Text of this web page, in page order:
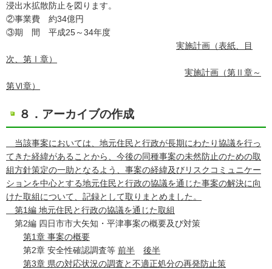
浸出水拡散防止を図ります。
②事業費 約34億円
③期 間 平成25～34年度
実施計画（表紙、目
次、第Ⅰ章）
実施計画（第Ⅱ章～
第Ⅵ章）
８．アーカイブの作成
当該事案においては、地元住民と行政が長期にわたり協議を行っ
てきた経緯があることから、今後の同種事案の未然防止のための取
組方針策定の一助となるよう、事案の経緯及びリスクコミュニケー
ションを中心とする地元住民と行政の協議を通じた事案の解決に向
けた取組について、記録として取りまとめました。
第1編 地元住民と行政の協議を通じた取組
第2編 四日市市大矢知・平津事案の概要及び対策
第1章 事案の概要
第2章 安全性確認調査等 前半
後半
第3章 県の対応状況の調査と不適正処分の再発防止策